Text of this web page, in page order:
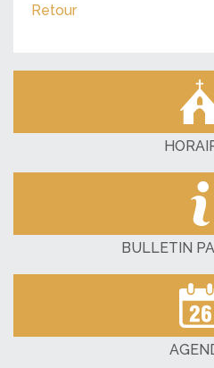
Retour
BULLETIN